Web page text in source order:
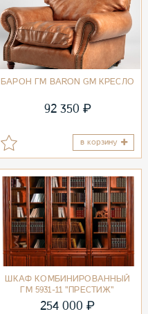
БАРОН ГМ BARON GM КРЕСЛО
92 350 ₽
в корзину
ШКАФ КОМБИНИРОВАННЫЙ
ГМ 5931-11 "ПРЕСТИЖ"
254 000 ₽